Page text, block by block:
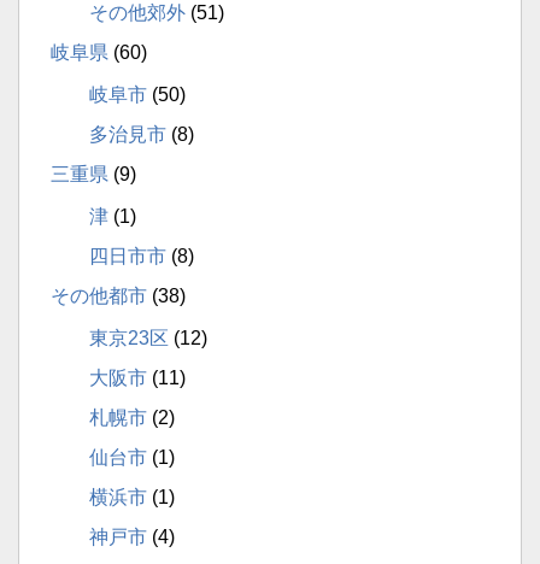
その他郊外 (51)
岐阜県 (60)
岐阜市 (50)
多治見市 (8)
三重県 (9)
津 (1)
四日市市 (8)
その他都市 (38)
東京23区 (12)
大阪市 (11)
札幌市 (2)
仙台市 (1)
横浜市 (1)
神戸市 (4)